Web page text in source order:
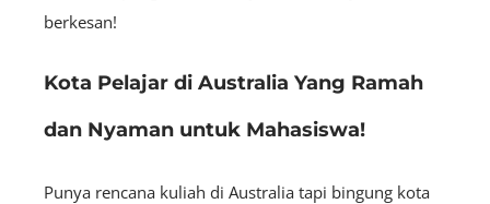
berkesan!
Kota Pelajar di Australia Yang Ramah
dan Nyaman untuk Mahasiswa!
Punya rencana kuliah di Australia tapi bingung kota